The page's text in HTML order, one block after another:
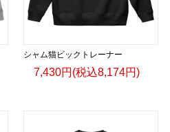
シャム猫ビックトレーナー
7,430円(税込8,174円)